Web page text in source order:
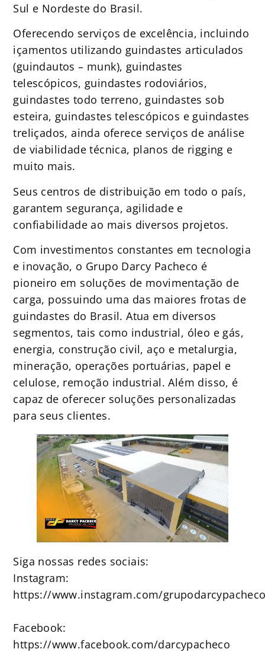
Sul e Nordeste do Brasil.
Oferecendo serviços de excelência, incluindo
içamentos utilizando guindastes articulados
(guindautos – munk), guindastes
telescópicos, guindastes rodoviários,
guindastes todo terreno, guindastes sob
esteira, guindastes telescópicos e guindastes
treliçados, ainda oferece serviços de análise
de viabilidade técnica, planos de rigging e
muito mais.
Seus centros de distribuição em todo o país,
garantem segurança, agilidade e
confiabilidade ao mais diversos projetos.
Com investimentos constantes em tecnologia
e inovação, o Grupo Darcy Pacheco é
pioneiro em soluções de movimentação de
carga, possuindo uma das maiores frotas de
guindastes do Brasil. Atua em diversos
segmentos, tais como industrial, óleo e gás,
energia, construção civil, aço e metalurgia,
mineração, operações portuárias, papel e
celulose, remoção industrial. Além disso, é
capaz de oferecer soluções personalizadas
para seus clientes.
Siga nossas redes sociais:
Instagram:
https://www.instagram.com/
Facebook:
https://www.facebook.com/darcypacheco